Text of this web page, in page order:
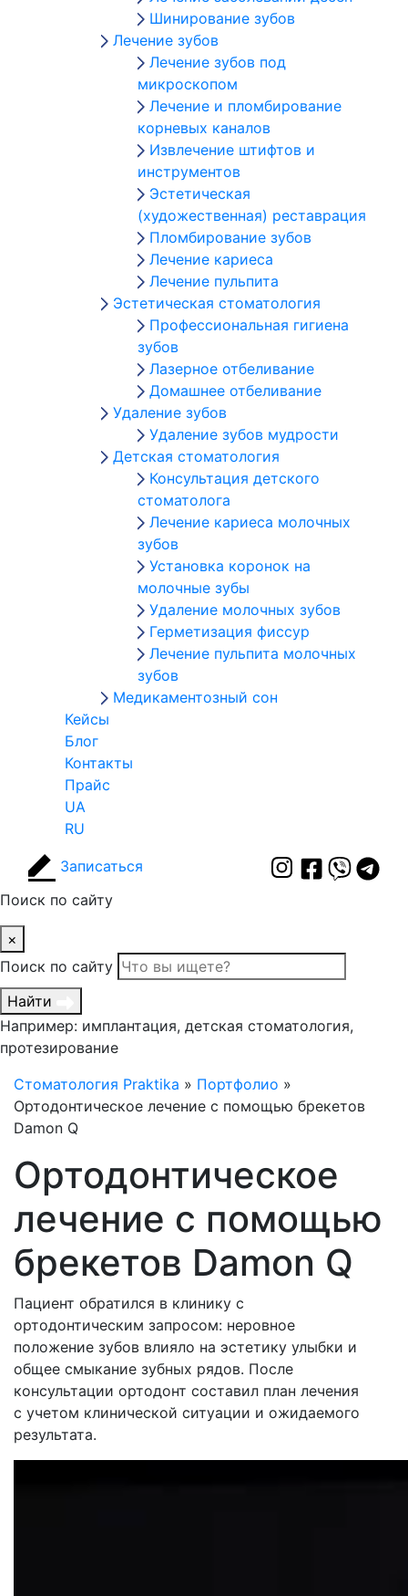
Шинирование зубов
Лечение зубов
Лечение зубов под
микроскопом
Лечение и пломбирование
корневых каналов
Извлечение штифтов и
инструментов
Эстетическая
(художественная) реставрация
Пломбирование зубов
Лечение кариеса
Лечение пульпита
Эстетическая стоматология
Профессиональная гигиена
зубов
Лазерное отбеливание
Домашнее отбеливание
Удаление зубов
Удаление зубов мудрости
Детская стоматология
Консультация детского
стоматолога
Лечение кариеса молочных
зубов
Установка коронок на
молочные зубы
Удаление молочных зубов
Герметизация фиссур
Лечение пульпита молочных
зубов
Медикаментозный сон
Кейсы
Блог
Контакты
Прайс
UA
RU
Записаться
Поиск по сайту
×
Поиск по сайту
Найти
Например: имплантация, детская стоматология,
протезирование
Стоматология Praktika » Портфолио »
Ортодонтическое лечение с помощью брекетов
Damon Q
Ортодонтическое
лечение с помощью
брекетов Damon Q
Пациент обратился в клинику с
ортодонтическим запросом: неровное
положение зубов влияло на эстетику улыбки и
общее смыкание зубных рядов. После
консультации ортодонт составил план лечения
с учетом клинической ситуации и ожидаемого
результата.